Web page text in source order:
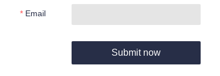
Email
Submit now